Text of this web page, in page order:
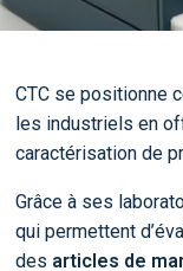
CTC se positionne
les industriels en
caractérisation de
Grâce à ses
qui permettent
des articles de